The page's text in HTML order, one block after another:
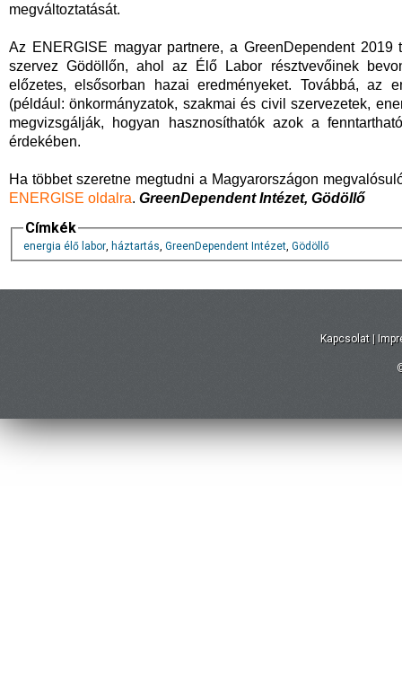
megváltoztatását.
Az ENERGISE magyar partnere, a GreenDependent
szervez Gödöllőn, ahol az Élő Labor résztvevőinek
előzetes, elsősorban hazai eredményeket. Továbbá, az
(például: önkormányzatok, szakmai és civil szervezetek,
megvizsgálják, hogyan hasznosíthatók azok a
érdekében.
Ha többet szeretne megtudni a Magyarországon
ENERGISE oldalra. GreenDependent Intézet, Gödöllő
Címkék
energia élő labor, háztartás, GreenDependent Intézet, Gödöllő
Kapcsolat |